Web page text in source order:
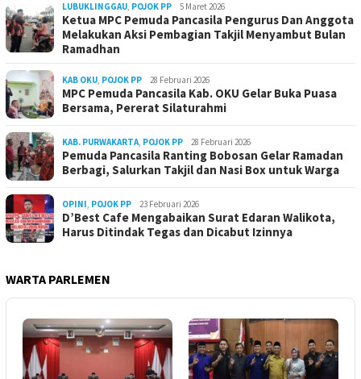
LUBUKLINGGAU, POJOK PP 5 Maret 2026
Ketua MPC Pemuda Pancasila Pengurus Dan Anggota
Melakukan Aksi Pembagian Takjil Menyambut Bulan
Ramadhan
KAB OKU, POJOK PP 28 Februari 2026
MPC Pemuda Pancasila Kab. OKU Gelar Buka Puasa
Bersama, Pererat Silaturahmi
KAB. PURWAKARTA, POJOK PP 28 Februari 2026
Pemuda Pancasila Ranting Bobosan Gelar Ramadan
Berbagi, Salurkan Takjil dan Nasi Box untuk Warga
OPINI, POJOK PP 23 Februari 2026
D’Best Cafe Mengabaikan Surat Edaran Walikota,
Harus Ditindak Tegas dan Dicabut Izinnya
WARTA PARLEMEN